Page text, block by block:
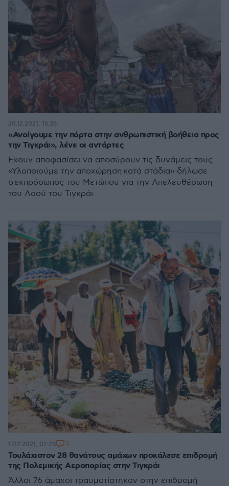
«Ανοίγουμε την πόρτα στην ανθρωπιστική βοήθεια προς
την Τιγκράι», λένε οι αντάρτες
Έχουν αποφασίσει να αποσύρουν τις δυνάμεις τους -
«Υλοποιούμε την αποχώρηση κατά στάδια» δήλωσε
ο εκπρόσωπος του Μετώπου για την Απελευθέρωση
του Λαού του Τιγκράι
20.12.2021, 16:36
Τουλάχιστον 28 θανάτους αμάχων προκάλεσε επιδρομή
της Πολεμικής Αεροπορίας στην Τιγκράι
Άλλοι 76 άμαχοι τραυματίστηκαν στην επιδρομή
17.12.2021, 02:28 1